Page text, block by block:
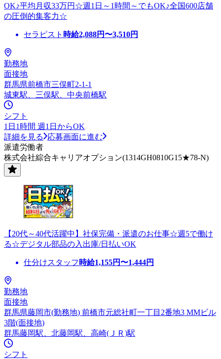
OK♪平均月収33万円☆週1日～1時間～でもOK♪全国600店舗
の圧倒的集客力☆
セラピスト 時給2,088円〜3,510円
勤務地
面接地
群馬県前橋市三俣町2-1-1
城東駅、三俣駅、中央前橋駅
シフト
1日1時間 週1日からOK
詳細を見る
応募画面に進む
派遣労働者
株式会社綜合キャリアオプション(1314GH0810G15★78-N)
【20代～40代活躍中】社保完備・派遣のお仕事☆週5で働け
る☆デジタル部品の入出庫/日払いOK
仕分けスタッフ 時給1,155円〜1,444円
勤務地
面接地
群馬県藤岡市(勤務地) 前橋市元総社町一丁目2番地3 MMビル
3階(面接地)
群馬藤岡駅、北藤岡駅、高崎(ＪＲ)駅
シフト